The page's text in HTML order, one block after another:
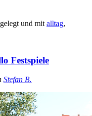
und mit alltag,
Festspiele
Stefan B.